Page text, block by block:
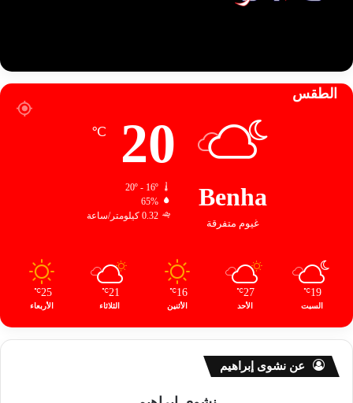
الطقس
Benha
غيوم متفرقة
20
℃
20º - 16º
65%
0.32 كيلومتر/ساعة
19
℃
السبت
27
℃
الأحد
16
℃
الأثنين
21
℃
الثلاثاء
25
℃
الأربعاء
عن نشوى إبراهيم